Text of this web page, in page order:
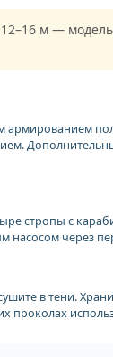
м —
армированием
стропы с
насосом через
в тени.
проколах